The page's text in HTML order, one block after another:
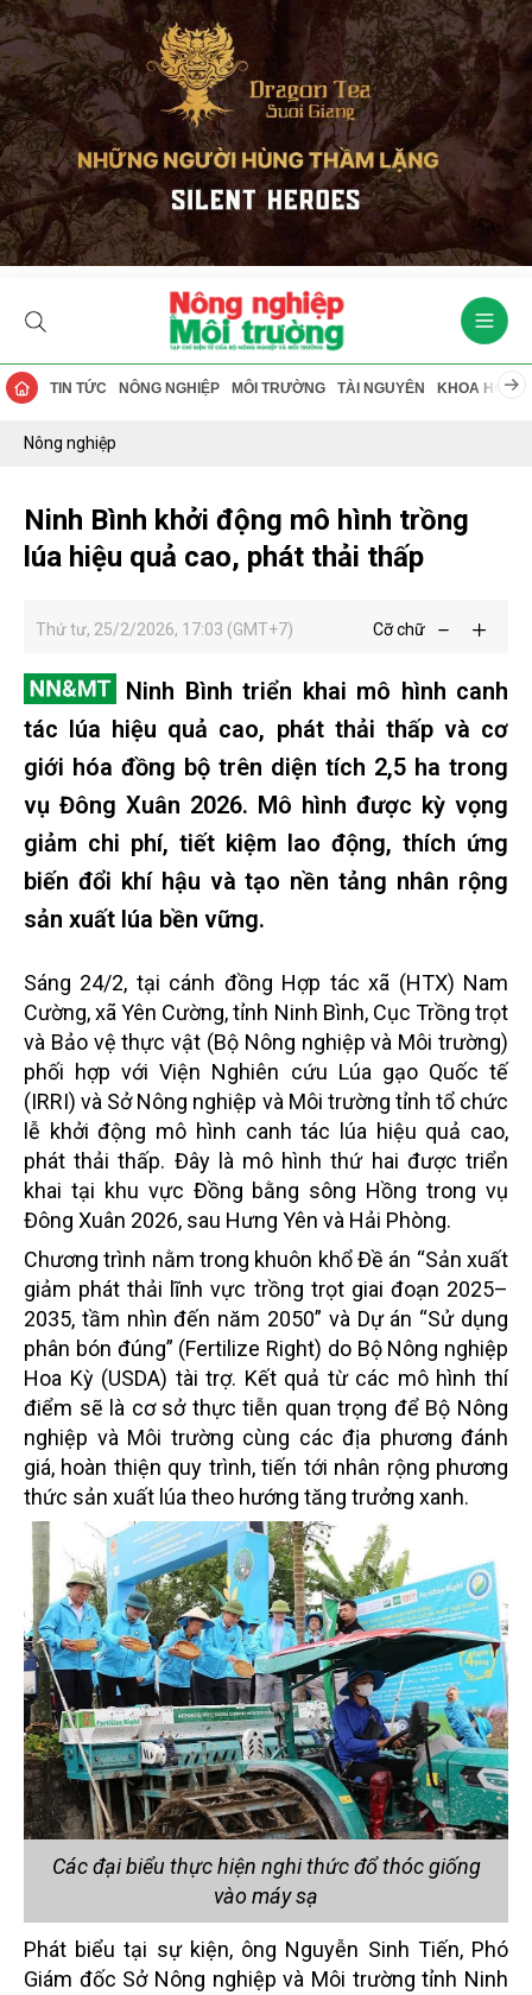
TIN TỨC NÔNG NGHIỆP MÔI TRƯỜNG TÀI NGUYÊN KHOA HỌC
Nông nghiệp
Ninh Bình khởi động mô hình trồng
lúa hiệu quả cao, phát thải thấp
Thứ tư, 25/2/2026, 17:03 (GMT+7) Cỡ chữ
Ninh Bình triển khai mô hình canh
tác lúa hiệu quả cao, phát thải thấp và cơ
giới hóa đồng bộ trên diện tích 2,5 ha trong
vụ Đông Xuân 2026. Mô hình được kỳ vọng
giảm chi phí, tiết kiệm lao động, thích ứng
biến đổi khí hậu và tạo nền tảng nhân rộng
sản xuất lúa bền vững.
Sáng 24/2, tại cánh đồng Hợp tác xã (HTX) Nam
Cường, xã Yên Cường, tỉnh Ninh Bình, Cục Trồng trọt
và Bảo vệ thực vật (Bộ Nông nghiệp và Môi trường)
phối hợp với Viện Nghiên cứu Lúa gạo Quốc tế
(IRRI) và Sở Nông nghiệp và Môi trường tỉnh tổ chức
lễ khởi động mô hình canh tác lúa hiệu quả cao,
phát thải thấp. Đây là mô hình thứ hai được triển
khai tại khu vực Đồng bằng sông Hồng trong vụ
Đông Xuân 2026, sau Hưng Yên và Hải Phòng.
Chương trình nằm trong khuôn khổ Đề án “Sản xuất
giảm phát thải lĩnh vực trồng trọt giai đoạn 2025–
2035, tầm nhìn đến năm 2050” và Dự án “Sử dụng
phân bón đúng” (Fertilize Right) do Bộ Nông nghiệp
Hoa Kỳ (USDA) tài trợ. Kết quả từ các mô hình thí
điểm sẽ là cơ sở thực tiễn quan trọng để Bộ Nông
nghiệp và Môi trường cùng các địa phương đánh
giá, hoàn thiện quy trình, tiến tới nhân rộng phương
thức sản xuất lúa theo hướng tăng trưởng xanh.
Các đại biểu thực hiện nghi thức đổ thóc giống
vào máy sạ
Phát biểu tại sự kiện, ông Nguyễn Sinh Tiến, Phó
Giám đốc Sở Nông nghiệp và Môi trường tỉnh Ninh